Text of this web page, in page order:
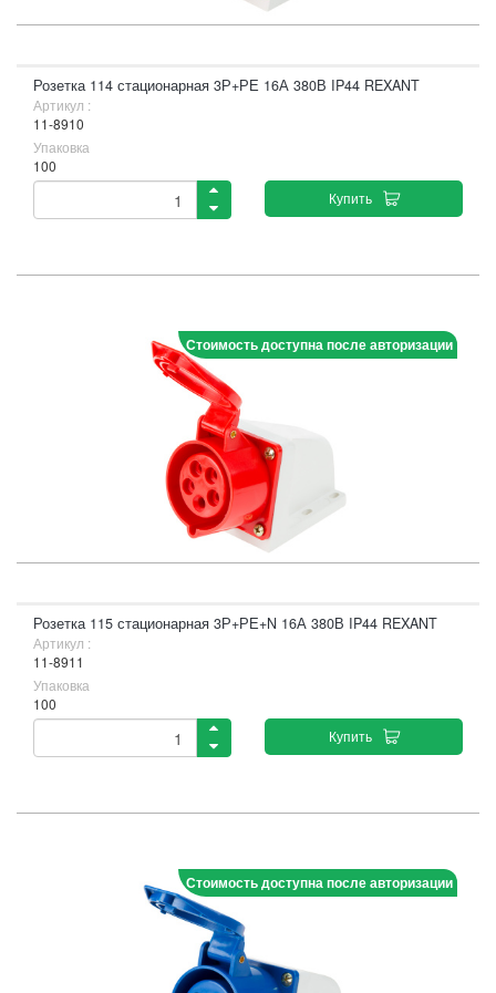
Розетка 114 стационарная 3Р+РЕ 16А 380В IP44 REXANT
Артикул :
11-8910
Упаковка
100
Купить
Стоимость доступна после авторизации
Розетка 115 стационарная 3Р+РЕ+N 16А 380В IP44 REXANT
Артикул :
11-8911
Упаковка
100
Купить
Стоимость доступна после авторизации